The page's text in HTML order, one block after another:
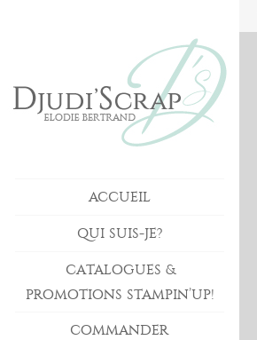
ACCUEIL
QUI SUIS-JE?
CATALOGUES &
PROMOTIONS STAMPIN’UP!
COMMANDER